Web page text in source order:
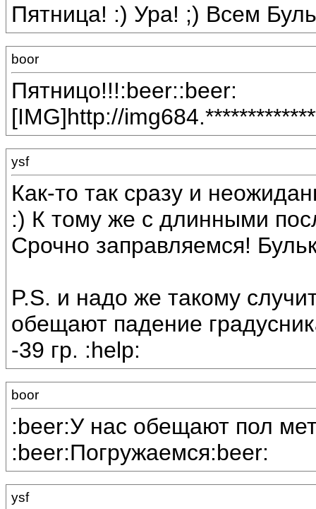
Пятница! :) Ура! ;) Всем
boor
Пятницо!!!:beer::beer:
[IMG]http://
ysf
Как-то так сразу и
:) К тому же с длинными
Срочно заправляемся!
P.S. и надо же такому
обещают падение
-39 гр. :help:
boor
:beer:У нас обещают пол
:beer:Погружаемся:beer:
ysf